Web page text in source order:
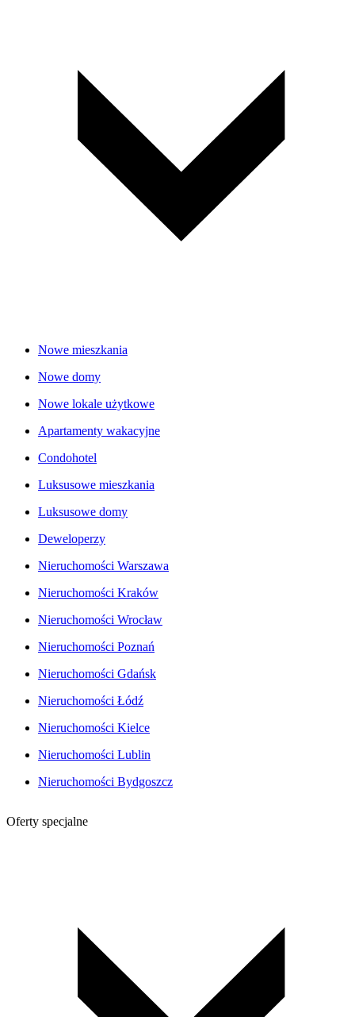
Nowe mieszkania
Nowe domy
Nowe lokale użytkowe
Apartamenty wakacyjne
Condohotel
Luksusowe mieszkania
Luksusowe domy
Deweloperzy
Nieruchomości Warszawa
Nieruchomości Kraków
Nieruchomości Wrocław
Nieruchomości Poznań
Nieruchomości Gdańsk
Nieruchomości Łódź
Nieruchomości Kielce
Nieruchomości Lublin
Nieruchomości Bydgoszcz
Oferty specjalne